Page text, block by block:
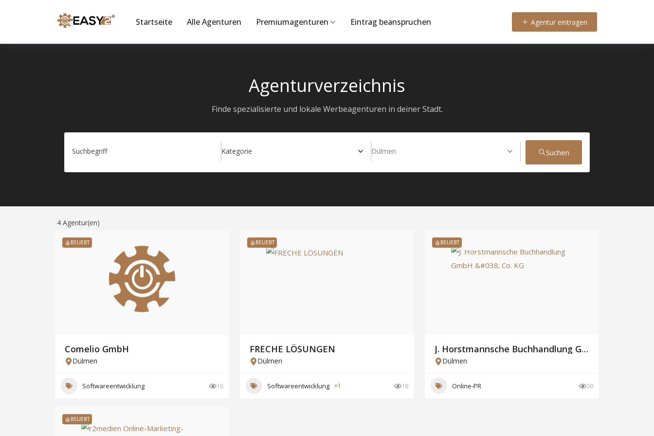
Startseite Alle Agenturen Premiumagenturen Eintrag beanspruchen Agentur eintragen
Agenturverzeichnis
Finde spezialisierte und lokale Werbeagenturen in deiner Stadt.
Suchbegriff Kategorie Dülmen Suchen
4 Agentur(en)
BELIEBT
Comelio GmbH
Dülmen
Softwareentwicklung 16
BELIEBT
FRECHE LÖSUNGEN
Dülmen
Softwareentwicklung +1 18
BELIEBT
J. Horstmannsche Buchhandlung GmbH & Co. KG
Dülmen
Online-PR 38
BELIEBT